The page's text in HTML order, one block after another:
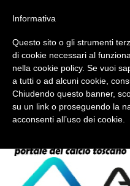
FORUM-ACCEDI
Accedi / Registrati
Informativa
Questo sito o gli strumenti
di cookie necessari al
nella cookie policy. Se vuoi
a tutti o ad alcuni cookie,
Chiudendo questo banner,
su un link o proseguendo la
acconsenti all’uso dei cookie.